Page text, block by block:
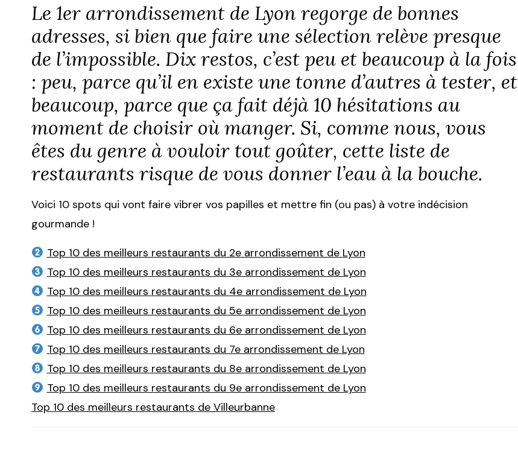
Le 1er arrondissement de Lyon regorge de bonnes
adresses, si bien que faire une sélection relève presque
de l’impossible. Dix restos, c’est peu et beaucoup à la fois
: peu, parce qu’il en existe une tonne d’autres à tester, et
beaucoup, parce que ça fait déjà 10 hésitations au
moment de choisir où manger. Si, comme nous, vous
êtes du genre à vouloir tout goûter, cette liste de
restaurants risque de vous donner l’eau à la bouche.
Voici 10 spots qui vont faire vibrer vos papilles et mettre fin (ou pas) à votre indécision
gourmande !
Top 10 des meilleurs restaurants du 2e arrondissement de Lyon
Top 10 des meilleurs restaurants du 3e arrondissement de Lyon
Top 10 des meilleurs restaurants du 4e arrondissement de Lyon
Top 10 des meilleurs restaurants du 5e arrondissement de Lyon
Top 10 des meilleurs restaurants du 6e arrondissement de Lyon
Top 10 des meilleurs restaurants du 7e arrondissement de Lyon
Top 10 des meilleurs restaurants du 8e arrondissement de Lyon
Top 10 des meilleurs restaurants du 9e arrondissement de Lyon
Top 10 des meilleurs restaurants de Villeurbanne